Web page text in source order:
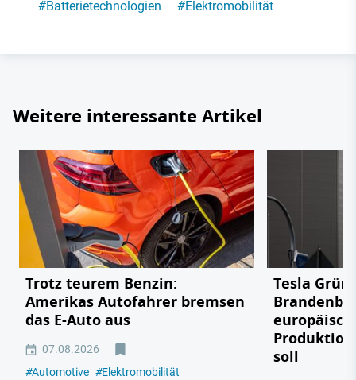
#Batterietechnologien #Elektromobilität
Weitere interessante Artikel
Trotz teurem Benzin:
Amerikas Autofahrer bremsen
das E-Auto aus
07.08.2026
#Automotive #Elektromobilität
Tesla
soll